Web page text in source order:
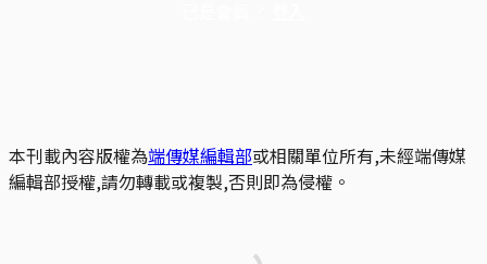
本刊載內容版權為端傳媒編輯部或相關單位所有,未經端傳媒
編輯部授權,請勿轉載或複製,否則即為侵權。